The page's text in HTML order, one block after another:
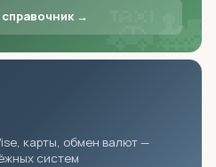
→
🚕🚂
карты, обмен валют —
систем